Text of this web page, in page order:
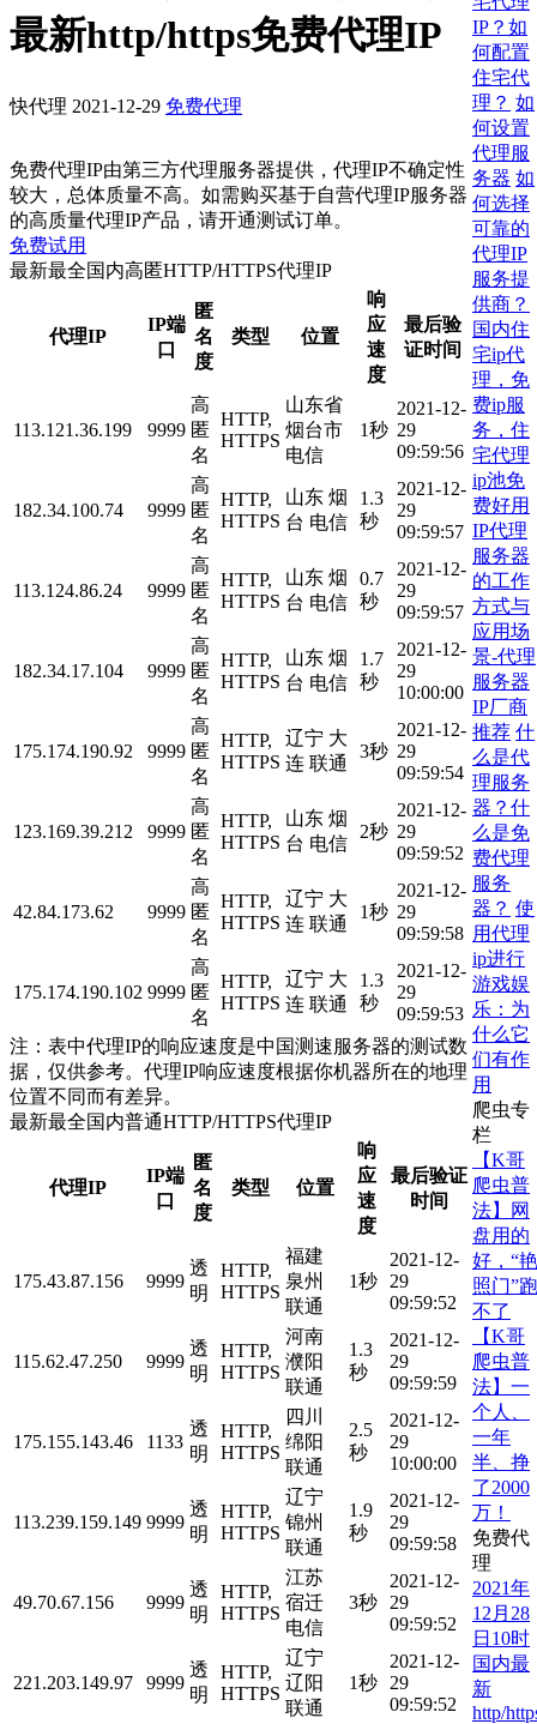
最新http/https免费代理IP
快代理 2021-12-29 免费代理
免费代理IP由第三方代理服务器提供，代理IP不确定性
较大，总体质量不高。如需购买基于自营代理IP服务器
的高质量代理IP产品，请开通测试订单。
免费试用
最新最全国内高匿HTTP/HTTPS代理IP
代理IP
IP端
口
匿
名
度
类型 位置
响
应
速
度
最后验
证时间
113.121.36.199 9999
高
匿
名
HTTP,
HTTPS
山东省
烟台市
电信
1秒
2021-12-
29
09:59:56
182.34.100.74 9999
高
匿
名
HTTP,
HTTPS
山东 烟
台 电信
1.3
秒
2021-12-
29
09:59:57
113.124.86.24 9999
高
匿
名
HTTP,
HTTPS
山东 烟
台 电信
0.7
秒
2021-12-
29
09:59:57
182.34.17.104 9999
高
匿
名
HTTP,
HTTPS
山东 烟
台 电信
1.7
秒
2021-12-
29
10:00:00
175.174.190.92 9999
高
匿
名
HTTP,
HTTPS
辽宁 大
连 联通
3秒
2021-12-
29
09:59:54
123.169.39.212 9999
高
匿
名
HTTP,
HTTPS
山东 烟
台 电信
2秒
2021-12-
29
09:59:52
42.84.173.62 9999
高
匿
名
HTTP,
HTTPS
辽宁 大
连 联通
1秒
2021-12-
29
09:59:58
175.174.190.102 9999
高
匿
名
HTTP,
HTTPS
辽宁 大
连 联通
1.3
秒
2021-12-
29
09:59:53
注：表中代理IP的响应速度是中国测速服务器的测试数
据，仅供参考。代理IP响应速度根据你机器所在的地理
位置不同而有差异。
最新最全国内普通HTTP/HTTPS代理IP
代理IP
IP端
口
匿
名
度
类型 位置
响
应
速
度
最后验证
时间
175.43.87.156 9999
透
明
HTTP,
HTTPS
福建
泉州
联通
1秒
2021-12-
29
09:59:52
115.62.47.250 9999
透
明
HTTP,
HTTPS
河南
濮阳
联通
1.3
秒
2021-12-
29
09:59:59
175.155.143.46 1133
透
明
HTTP,
HTTPS
四川
绵阳
联通
2.5
秒
2021-12-
29
10:00:00
113.239.159.149 9999
透
明
HTTP,
HTTPS
辽宁
锦州
联通
1.9
秒
2021-12-
29
09:59:58
49.70.67.156 9999
透
明
HTTP,
HTTPS
江苏
宿迁
电信
3秒
2021-12-
29
09:59:52
221.203.149.97 9999
透
明
HTTP,
HTTPS
辽宁
辽阳
联通
1秒
2021-12-
29
09:59:52
IP？如
何配置
住宅代
理？ 如
何设置
代理服
务器 如
何选择
可靠的
代理IP
服务提
供商？
国内住
宅ip代
理，免
费ip服
务，住
宅代理
ip池免
费好用
IP代理
服务器
的工作
方式与
应用场
景-代理
服务器
IP厂商
推荐 什
么是代
理服务
器？什
么是免
费代理
服务
器？ 使
用代理
ip进行
游戏娱
乐：为
什么它
们有作
用
爬虫专
栏
【K哥
爬虫普
法】网
盘用的
好，“艳
照门”跑
不了
【K哥
爬虫普
法】一
个人、
一年
半、挣
了2000
万！
免费代
理
2021年
12月28
日10时
国内最
新
http/